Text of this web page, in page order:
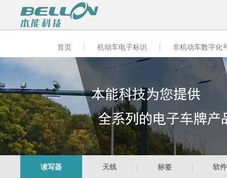
首页 机动车电子标识 非机动车数字化
读写器 天线 标签 软件